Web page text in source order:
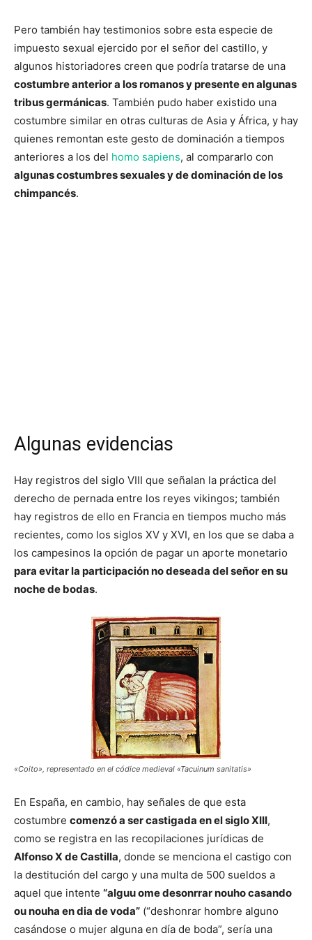
Pero también hay testimonios sobre esta especie de
impuesto sexual ejercido por el señor del castillo, y
algunos historiadores creen que podría tratarse de una
costumbre anterior a los romanos y presente en algunas
tribus germánicas. También pudo haber existido una
costumbre similar en otras culturas de Asia y África, y hay
quienes remontan este gesto de dominación a tiempos
anteriores a los del homo sapiens, al compararlo con
algunas costumbres sexuales y de dominación de los
chimpancés.
Algunas evidencias
Hay registros del siglo VIII que señalan la práctica del
derecho de pernada entre los reyes vikingos; también
hay registros de ello en Francia en tiempos mucho más
recientes, como los siglos XV y XVI, en los que se daba a
los campesinos la opción de pagar un aporte monetario
para evitar la participación no deseada del señor en su
noche de bodas.
«Coito», representado en el códice medieval «Tacuinum sanitatis»
En España, en cambio, hay señales de que esta
costumbre comenzó a ser castigada en el siglo XIII,
como se registra en las recopilaciones jurídicas de
Alfonso X de Castilla, donde se menciona el castigo con
la destitución del cargo y una multa de 500 sueldos a
aquel que intente “alguu ome desonrrar nouho casando
ou nouha en dia de voda” (“deshonrar hombre alguno
casándose o mujer alguna en día de boda”, sería una